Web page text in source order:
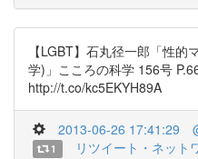
【LGBT】石丸径一郎「性
学)」こころの科学 156号
http://t.co/kc5EKYH89A
2013-06-26 17:41:29
1 リツイート・ネット